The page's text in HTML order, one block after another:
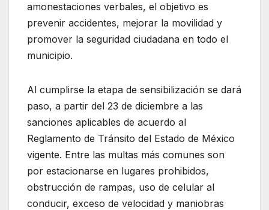
amonestaciones verbales, el objetivo es
prevenir accidentes, mejorar la movilidad y
promover la seguridad ciudadana en todo el
municipio.
Al cumplirse la etapa de sensibilización se dará
paso, a partir del 23 de diciembre a las
sanciones aplicables de acuerdo al
Reglamento de Tránsito del Estado de México
vigente. Entre las multas más comunes son
por estacionarse en lugares prohibidos,
obstrucción de rampas, uso de celular al
conducir, exceso de velocidad y maniobras